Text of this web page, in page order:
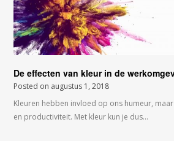
De effecten van kleur in de
Posted on augustus 1, 2018
Kleuren hebben invloed op ons humeur,
en productiviteit. Met kleur kun je dus…